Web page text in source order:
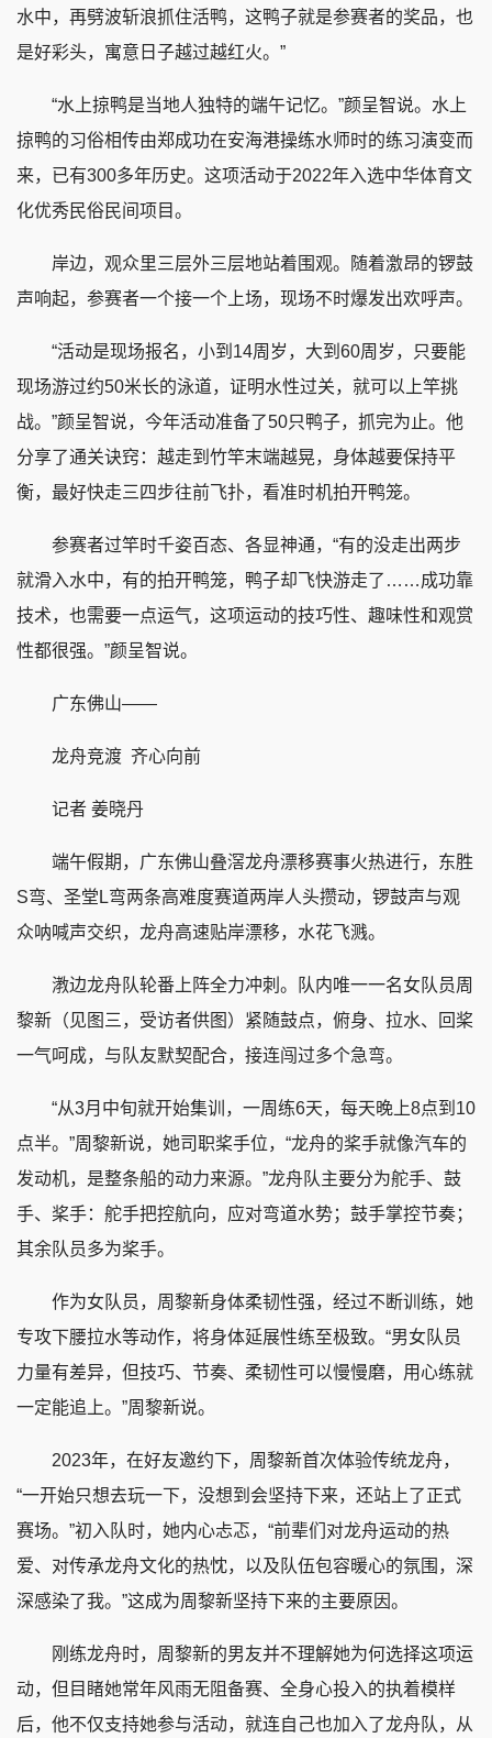
水中，再劈波斩浪抓住活鸭，这鸭子就是参赛者的奖品，也
是好彩头，寓意日子越过越红火。”
“水上掠鸭是当地人独特的端午记忆。”颜呈智说。水上
掠鸭的习俗相传由郑成功在安海港操练水师时的练习演变而
来，已有300多年历史。这项活动于2022年入选中华体育文
化优秀民俗民间项目。
岸边，观众里三层外三层地站着围观。随着激昂的锣鼓
声响起，参赛者一个接一个上场，现场不时爆发出欢呼声。
“活动是现场报名，小到14周岁，大到60周岁，只要能
现场游过约50米长的泳道，证明水性过关，就可以上竿挑
战。”颜呈智说，今年活动准备了50只鸭子，抓完为止。他
分享了通关诀窍：越走到竹竿末端越晃，身体越要保持平
衡，最好快走三四步往前飞扑，看准时机拍开鸭笼。
参赛者过竿时千姿百态、各显神通，“有的没走出两步
就滑入水中，有的拍开鸭笼，鸭子却飞快游走了……成功靠
技术，也需要一点运气，这项运动的技巧性、趣味性和观赏
性都很强。”颜呈智说。
广东佛山——
龙舟竞渡 齐心向前
记者 姜晓丹
端午假期，广东佛山叠滘龙舟漂移赛事火热进行，东胜
S弯、圣堂L弯两条高难度赛道两岸人头攒动，锣鼓声与观
众呐喊声交织，龙舟高速贴岸漂移，水花飞溅。
漖边龙舟队轮番上阵全力冲刺。队内唯一一名女队员周
黎新（见 图三 ，受访者供图）紧随鼓点，俯身、拉水、回桨
一气呵成，与队友默契配合，接连闯过多个急弯。
“从3月中旬就开始集训，一周练6天，每天晚上8点到10
点半。”周黎新说，她司职桨手位，“龙舟的桨手就像汽车的
发动机，是整条船的动力来源。”龙舟队主要分为舵手、鼓
手、桨手：舵手把控航向，应对弯道水势；鼓手掌控节奏；
其余队员多为桨手。
作为女队员，周黎新身体柔韧性强，经过不断训练，她
专攻下腰拉水等动作，将身体延展性练至极致。“男女队员
力量有差异，但技巧、节奏、柔韧性可以慢慢磨，用心练就
一定能追上。”周黎新说。
2023年，在好友邀约下，周黎新首次体验传统龙舟，
“一开始只想去玩一下，没想到会坚持下来，还站上了正式
赛场。”初入队时，她内心忐忑，“前辈们对龙舟运动的热
爱、对传承龙舟文化的热忱，以及队伍包容暖心的氛围，深
深感染了我。”这成为周黎新坚持下来的主要原因。
刚练龙舟时，周黎新的男友并不理解她为何选择这项运
动，但目睹她常年风雨无阻备赛、全身心投入的执着模样
后，他不仅支持她参与活动，就连自己也加入了龙舟队，从